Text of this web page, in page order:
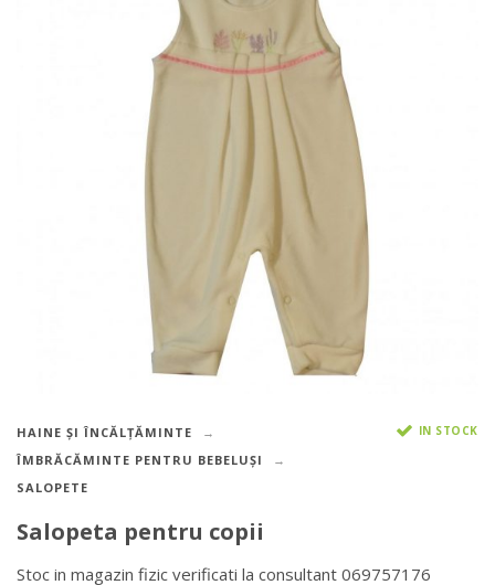
HAINE ȘI ÎNCĂLȚĂMINTE
ÎMBRĂCĂMINTE PENTRU BEBELUȘI
SALOPETE
IN STOCK
Salopeta pentru copii
Stoc in magazin fizic verificati la consultant 069757176